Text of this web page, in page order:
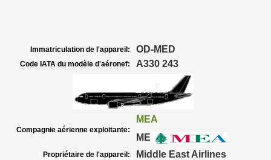
Immatriculation de l'appareil: OD-MED
Code IATA du modèle d'aéronef: A330 243
Compagnie aérienne exploitante:
MEA
ME
Propriétaire de l'appareil: Middle East Airlines